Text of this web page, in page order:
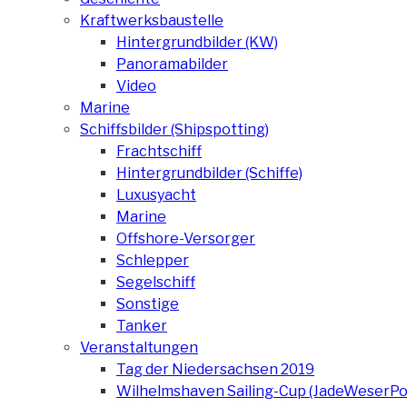
Kraftwerksbaustelle
Hintergrundbilder (KW)
Panoramabilder
Video
Marine
Schiffsbilder (Shipspotting)
Frachtschiff
Hintergrundbilder (Schiffe)
Luxusyacht
Marine
Offshore-Versorger
Schlepper
Segelschiff
Sonstige
Tanker
Veranstaltungen
Tag der Niedersachsen 2019
Wilhelmshaven Sailing-Cup